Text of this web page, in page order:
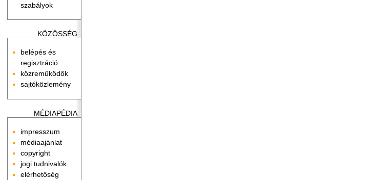
szabályok
KÖZÖSSÉG
belépés és
regisztráció
közreműködők
sajtóközlemény
MÉDIAPÉDIA
impresszum
médiaajánlat
copyright
jogi tudnivalók
elérhetőség